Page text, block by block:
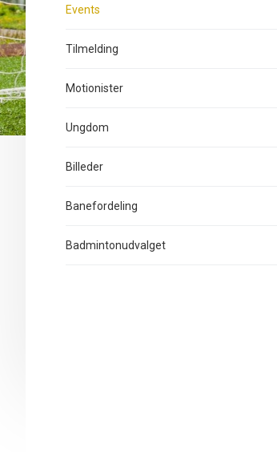
Events
Tilmelding
Motionister
Ungdom
Billeder
Banefordeling
Badmintonudvalget